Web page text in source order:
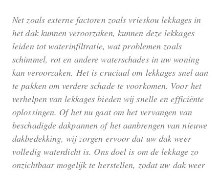
Net zoals externe factoren zoals vrieskou lekkages in
het dak kunnen veroorzaken, kunnen deze lekkages
leiden tot waterinfiltratie, wat problemen zoals
schimmel, rot en andere waterschades in uw woning
kan veroorzaken. Het is cruciaal om lekkages snel aan
te pakken om verdere schade te voorkomen. Voor het
verhelpen van lekkages bieden wij snelle en efficiënte
oplossingen. Of het nu gaat om het vervangen van
beschadigde dakpannen of het aanbrengen van nieuwe
dakbedekking, wij zorgen ervoor dat uw dak weer
volledig waterdicht is. Ons doel is om de lekkage zo
onzichtbaar mogelijk te herstellen, zodat uw dak weer